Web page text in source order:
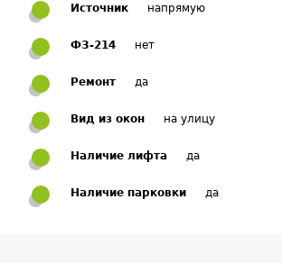
Источник напрямую
ФЗ-214 нет
Ремонт да
Вид из окон на улицу
Наличие лифта да
Наличие парковки да